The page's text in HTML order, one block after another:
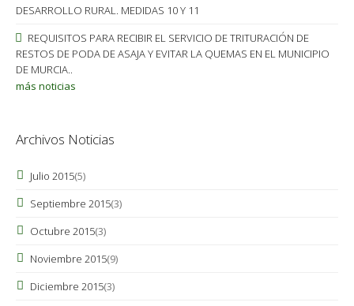
DESARROLLO RURAL. MEDIDAS 10 Y 11
REQUISITOS PARA RECIBIR EL SERVICIO DE TRITURACIÓN DE
RESTOS DE PODA DE ASAJA Y EVITAR LA QUEMAS EN EL MUNICIPIO
DE MURCIA..
más noticias
Archivos Noticias
Julio 2015(5)
Septiembre 2015(3)
Octubre 2015(3)
Noviembre 2015(9)
Diciembre 2015(3)